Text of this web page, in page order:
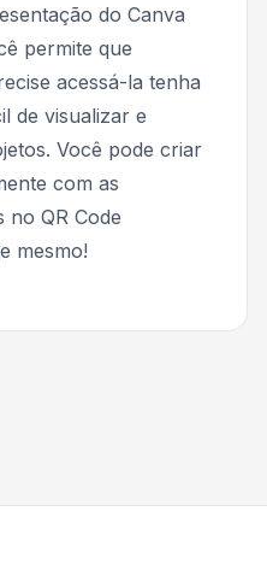
do Canva
permite que
acessá-la tenha
de visualizar e
Você pode criar
com as
no QR Code
mesmo!